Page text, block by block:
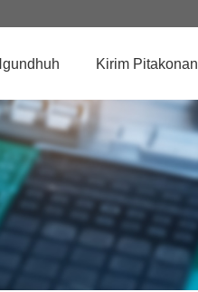
Kirim Pitakonan